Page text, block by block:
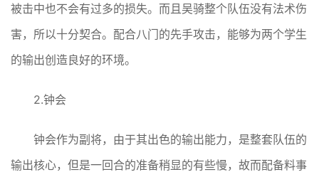
被击中也不会有过多的损失。而且吴骑整个队伍没有法术伤
害，所以十分契合。配合八门的先手攻击，能够为两个学生
的输出创造良好的环境。
2.钟会
钟会作为副将，由于其出色的输出能力，是整套队伍的
输出核心，但是一回合的准备稍显的有些慢，故而配备料事